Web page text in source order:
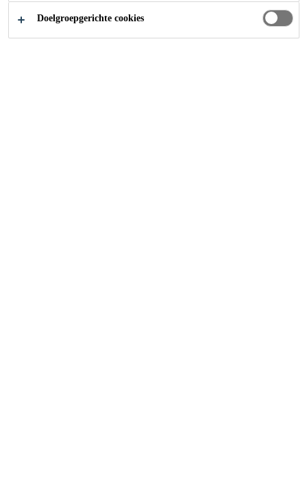
Distributie Producten Waterdichting Zwembaden
Doelgroepgerichte cookies